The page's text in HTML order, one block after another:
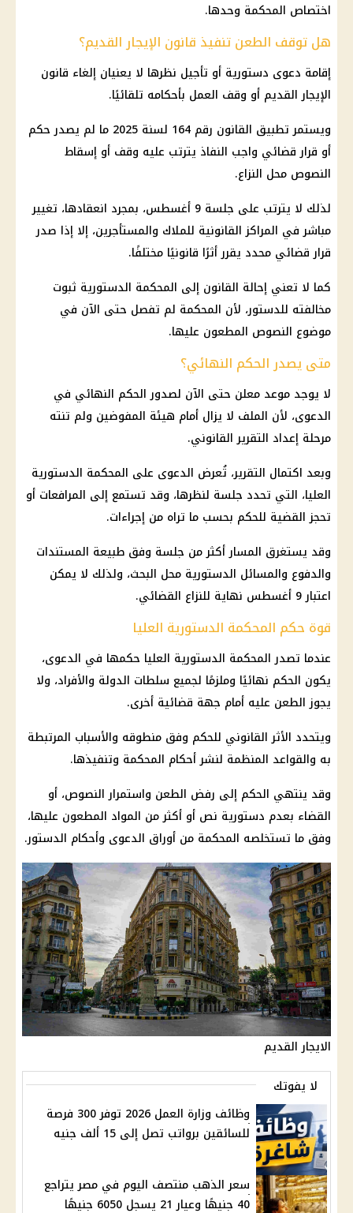
اختصاص المحكمة وحدها.
هل توقف الطعن تنفيذ قانون الإيجار القديم؟
إقامة دعوى دستورية أو تأجيل نظرها لا يعنيان إلغاء قانون
الإيجار القديم أو وقف العمل بأحكامه تلقائيًا.
ويستمر تطبيق القانون رقم 164 لسنة 2025 ما لم يصدر حكم
أو قرار قضائي واجب النفاذ يترتب عليه وقف أو إسقاط
النصوص محل النزاع.
لذلك لا يترتب على جلسة 9 أغسطس، بمجرد انعقادها، تغيير
مباشر في المراكز القانونية للملاك والمستأجرين، إلا إذا صدر
قرار قضائي محدد يقرر أثرًا قانونيًا مختلفًا.
كما لا تعني إحالة القانون إلى المحكمة الدستورية ثبوت
مخالفته للدستور، لأن المحكمة لم تفصل حتى الآن في
موضوع النصوص المطعون عليها.
متى يصدر الحكم النهائي؟
لا يوجد موعد معلن حتى الآن لصدور الحكم النهائي في
الدعوى، لأن الملف لا يزال أمام هيئة المفوضين ولم تنته
مرحلة إعداد التقرير القانوني.
وبعد اكتمال التقرير، تُعرض الدعوى على المحكمة الدستورية
العليا، التي تحدد جلسة لنظرها، وقد تستمع إلى المرافعات أو
تحجز القضية للحكم بحسب ما تراه من إجراءات.
وقد يستغرق المسار أكثر من جلسة وفق طبيعة المستندات
والدفوع والمسائل الدستورية محل البحث، ولذلك لا يمكن
اعتبار 9 أغسطس نهاية للنزاع القضائي.
قوة حكم المحكمة الدستورية العليا
عندما تصدرالمحكمة الدستورية العليا حكمها في الدعوى،
يكون الحكم نهائيًا وملزمًا لجميع سلطات الدولة والأفراد، ولا
يجوز الطعن عليه أمام جهة قضائية أخرى.
ويتحدد الأثر القانوني للحكم وفق منطوقه والأسباب المرتبطة
به والقواعد المنظمة لنشر أحكام المحكمة وتنفيذها.
وقد ينتهي الحكم إلى رفض الطعن واستمرار النصوص، أو
القضاء بعدم دستورية نص أو أكثر من المواد المطعون عليها،
وفق ما تستخلصه المحكمة من أوراق الدعوى وأحكام الدستور.
الايجار القديم
لا يفوتك
وظائف وزارة العمل 2026 توفر 300 فرصة
للسائقين برواتب تصل إلى 15 ألف جنيه
سعر الذهب منتصف اليوم في مصر يتراجع
40 جنيهًا وعيار 21 يسجل 6050 جنيهًا